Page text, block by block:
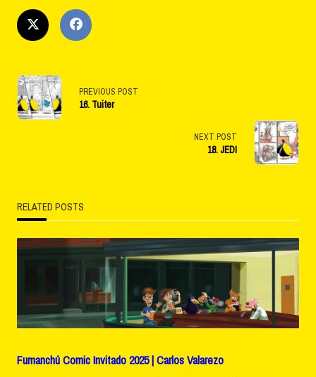
<span
class="nav-
reader-
text">Page</span>
PREVIOUS POST
16. Tuiter
NEXT POST
18. JEDI
RELATED POSTS
Fumanchú Comic Invitado 2025 | Carlos Valarezo